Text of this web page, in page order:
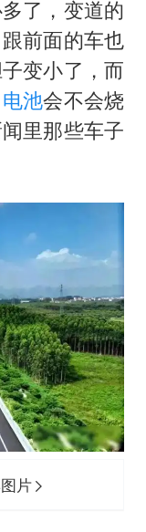
了，变道的
前面的车也
变小了，而
电池会不会烧
里那些车子
片